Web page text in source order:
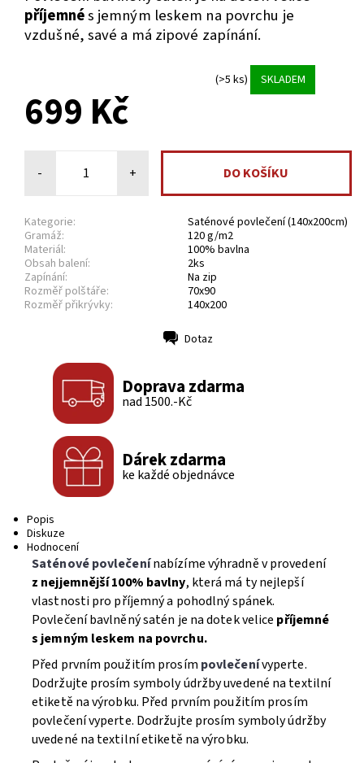
příjemnés jemným leskem na povrchu je
vzdušné, savé a má zipové zapínání.
(>5 ks) SKLADEM
699 Kč
- +
Kategorie:
Saténové povlečení (140x200cm)
Gramáž:
120 g/m2
Materiál:
100% bavlna
Obsah balení:
2ks
Zapínání:
Na zip
Rozměř polštáře:
70x90
Rozměř přikrývky:
140x200
Dotaz
Doprava zdarma
nad 1500.-Kč
Dárek zdarma
ke každé objednávce
Popis
Diskuze
Hodnocení
Saténové povlečenínabízíme výhradně v provedení
z nejjemnější 100% bavlny, která má ty nejlepší
vlastnosti pro příjemný a pohodlný spánek.
Povlečení bavlněný satén je na dotek velice příjemné
s jemným leskem na povrchu.
Před prvním použitím prosím povlečenívyperte.
Dodržujte prosím symboly údržby uvedené na textilní
etiketě na výrobku. Před prvním použitím prosím
povlečení vyperte. Dodržujte prosím symboly údržby
uvedené na textilní etiketě na výrobku.